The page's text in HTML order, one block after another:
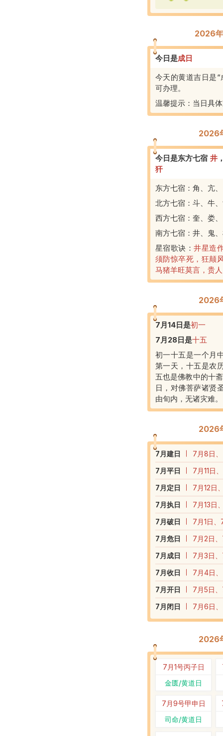
2026
今日是成 日
今天的黄道吉日是
可办理。
温馨提示：当日具
2026
今日是东方七宿 井
犴
东方七宿：角、亢
北方七宿：斗、牛
西方七宿：奎、娄
南方七宿：井、鬼
星宿歌诀：井星造
须防惊卒死，狂颠
马猪羊旺莫言，贵
2026
7月14日是初一
7月28日是十五
初一十五是一个月
第一天，十五是农
五也是佛教中的十
日，对佛菩萨诸贤
由旬内，无诸灾难
2026
7 月建日
7月8日
7 月平日
7月11日
7 月定日
7月12日
7 月执日
7月13日
7 月破日
7月1日
7 月危日
7月2日
7 月成日
7月3日
7 月收日
7月4日
7 月开日
7月5日
7 月闭日 7月6日
2026
7月1号丙子日
金匮/黄道日
7月9号甲申日
司命/黄道日